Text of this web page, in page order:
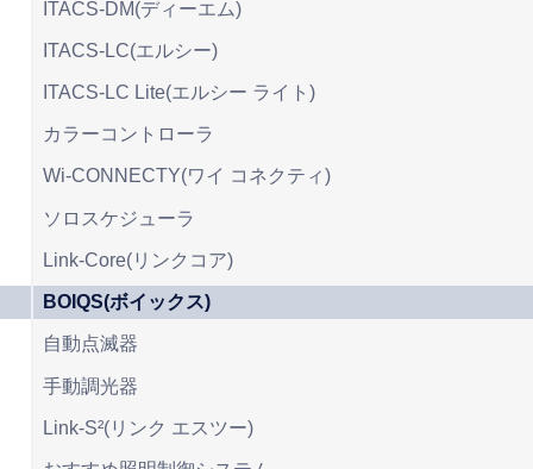
ITACS-DM(ディーエム)
ITACS-LC(エルシー)
ITACS-LC Lite(エルシー ライト)
カラーコントローラ
Wi-CONNECTY(ワイ コネクティ)
ソロスケジューラ
Link-Core(リンクコア)
BOIQS(ボイックス)
自動点滅器
手動調光器
Link-S²(リンク エスツー)